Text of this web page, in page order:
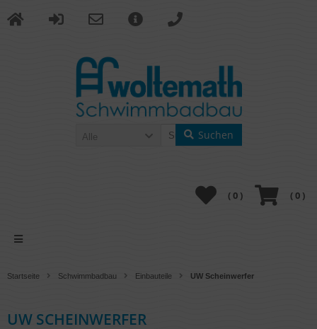
Alle Suchen
(0 )
(0 )
Startseite Schwimmbadbau Einbauteile UW Scheinwerfer
UW SCHEINWERFER